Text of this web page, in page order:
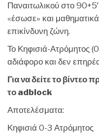
Παναιτωλικού στο
«έσωσε» και
επικίνδυνη ζώνη.
Το Κηφισιά-Ατρόμητος
αδιάφορο και δεν
Για να δείτε το βίντεο
το adblock
Αποτελέσματα:
Κηφισιά 0-3 Ατρόμητος